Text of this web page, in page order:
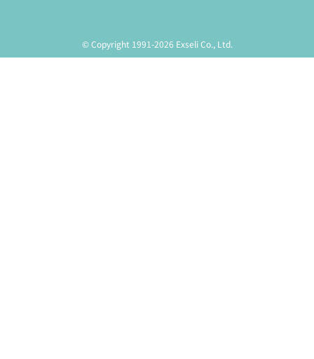
© Copyright 1991-2026 Exseli Co., Ltd.